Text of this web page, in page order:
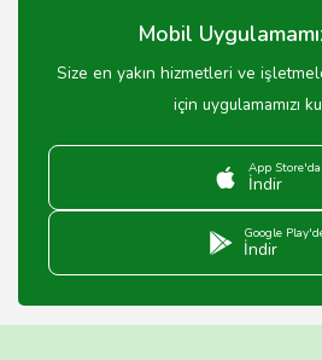
Mobil
Size en yakın hizmetleri ve
için uygulamamızı
App
İndir
Google
İndir